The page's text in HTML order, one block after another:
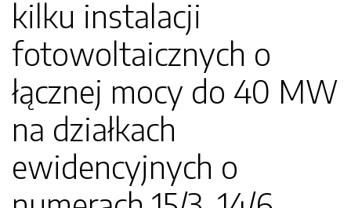
kilku instalacji
fotowoltaicznych o
łącznej mocy do 40 MW
na działkach
ewidencyjnych o